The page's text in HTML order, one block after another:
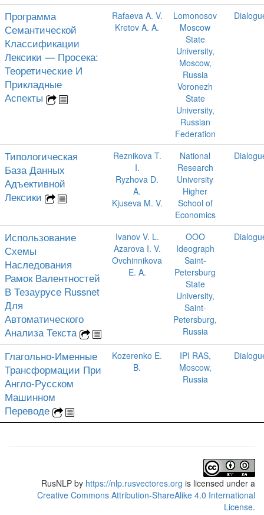
Программа
Семантической
Классификации
Лексики — Просека:
Теоретические И
Прикладные
Аспекты
Rafaeva A. V.
Kretov A. A.
Lomonosov
Moscow
State
University,
Moscow,
Russia
Voronezh
State
University,
Russian
Federation
Типологическая
База Данных
Адъективной
Лексики
Reznikova T.
I.
Ryzhova D.
A.
Kjuseva M. V.
National
Research
University
Higher
School of
Economics
Использование
Схемы
Наследования
Рамок Валентностей
В Тезаурусе Russnet
Для
Автоматического
Анализа Текста
Ivanov V. L.
Azarova I. V.
Ovchinnikova
E. A.
OOO
Ideograph
Saint-
Petersburg
State
University,
Saint-
Petersburg,
Russia
Глагольно-Именные
Трансформации При
Англо-Русском
Машинном
Переводе
Kozerenko E.
B.
IPI RAS,
Moscow,
Russia
RusNLP by https://nlp.rusvectores.org is licensed under a
Creative Commons Attribution-ShareAlike 4.0 International
License.